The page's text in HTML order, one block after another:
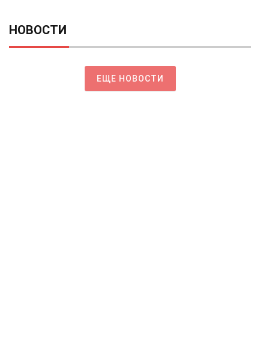
НОВОСТИ
ЕЩЕ НОВОСТИ